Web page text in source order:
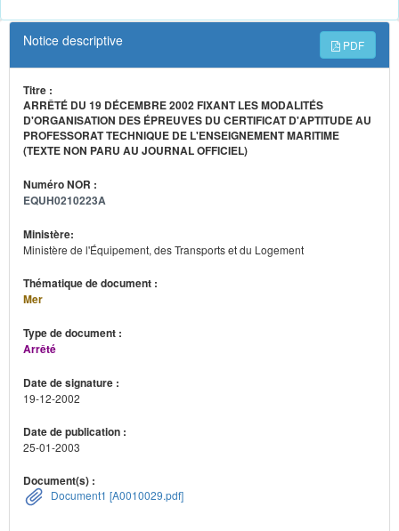
Notice descriptive PDF
Titre :
ARRÊTÉ DU 19 DÉCEMBRE 2002 FIXANT LES MODALITÉS
D'ORGANISATION DES ÉPREUVES DU CERTIFICAT D'APTITUDE AU
PROFESSORAT TECHNIQUE DE L'ENSEIGNEMENT MARITIME
(TEXTE NON PARU AU JOURNAL OFFICIEL)
Numéro NOR :
EQUH0210223A
Ministère:
Ministère de l'Équipement, des Transports et du Logement
Thématique de document :
Mer
Type de document :
Arrêté
Date de signature :
19-12-2002
Date de publication :
25-01-2003
Document(s) :
Document1 [A0010029.pdf]